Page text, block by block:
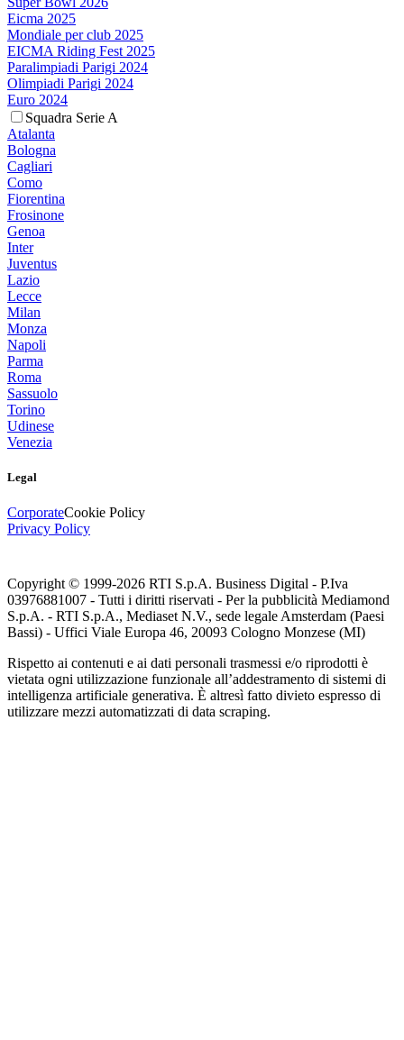
Eicma 2025
Mondiale per club 2025
EICMA Riding Fest 2025
Paralimpiadi Parigi 2024
Olimpiadi Parigi 2024
Euro 2024
Squadra Serie A
Atalanta
Bologna
Cagliari
Como
Fiorentina
Frosinone
Genoa
Inter
Juventus
Lazio
Lecce
Milan
Monza
Napoli
Parma
Roma
Sassuolo
Torino
Udinese
Venezia
Legal
CorporateCookie Policy
Privacy Policy
Copyright © 1999-2026 RTI S.p.A. Business Digital - P.Iva
03976881007 - Tutti i diritti riservati - Per la pubblicità Mediamond
S.p.A. - RTI S.p.A., Mediaset N.V., sede legale Amsterdam (Paesi
Bassi) - Uffici Viale Europa 46, 20093 Cologno Monzese (MI)
Rispetto ai contenuti e ai dati personali trasmessi e/o riprodotti è
vietata ogni utilizzazione funzionale all’addestramento di sistemi di
intelligenza artificiale generativa. È altresì fatto divieto espresso di
utilizzare mezzi automatizzati di data scraping.